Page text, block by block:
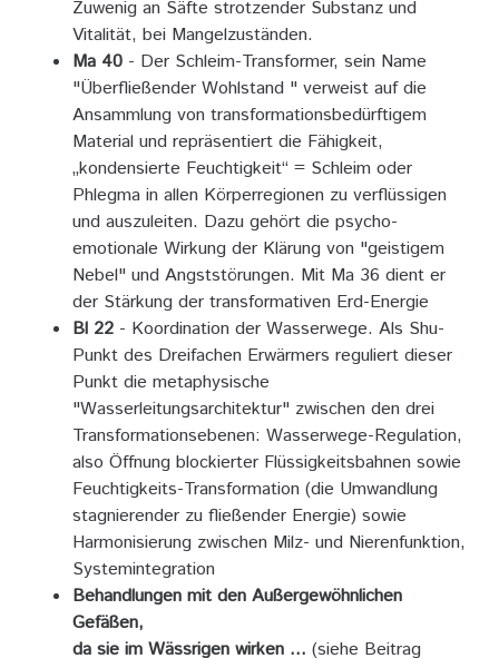
Zuwenig an Säfte strotzender Substanz und
Vitalität, bei Mangelzuständen.
Ma 40 - Der Schleim-Transformer, sein Name
"Überfließender Wohlstand " verweist auf die
Ansammlung von transformationsbedürftigem
Material und repräsentiert die Fähigkeit,
„kondensierte Feuchtigkeit“ = Schleim oder
Phlegma in allen Körperregionen zu verflüssigen
und auszuleiten. Dazu gehört die psycho-
emotionale Wirkung der Klärung von "geistigem
Nebel" und Angststörungen. Mit Ma 36 dient er
der Stärkung der transformativen Erd-Energie
Bl 22 - Koordination der Wasserwege. Als Shu-
Punkt des Dreifachen Erwärmers reguliert dieser
Punkt die metaphysische
"Wasserleitungsarchitektur" zwischen den drei
Transformationsebenen: Wasserwege-Regulation,
also Öffnung blockierter Flüssigkeitsbahnen sowie
Feuchtigkeits-Transformation (die Umwandlung
stagnierender zu fließender Energie) sowie
Harmonisierung zwischen Milz- und Nierenfunktion,
Systemintegration
Behandlungen mit den Außergewöhnlichen
Gefäßen,
da sie im Wässrigen wirken ... (siehe Beitrag